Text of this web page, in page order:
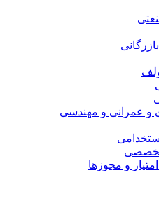
و عمرانی و مهندسی
تخصصی
و مجوزها